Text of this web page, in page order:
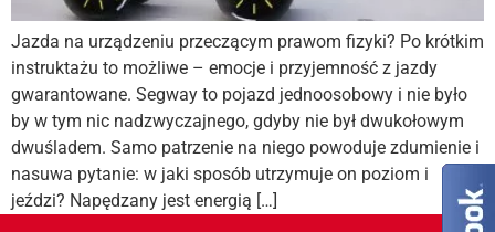
Jazda na urządzeniu przeczącym prawom fizyki? Po krótkim
instruktażu to możliwe – emocje i przyjemność z jazdy
gwarantowane. Segway to pojazd jednoosobowy i nie było
by w tym nic nadzwyczajnego, gdyby nie był dwukołowym
dwuśladem. Samo patrzenie na niego powoduje zdumienie i
nasuwa pytanie: w jaki sposób utrzymuje on poziom i
jeździ? Napędzany jest energią […]